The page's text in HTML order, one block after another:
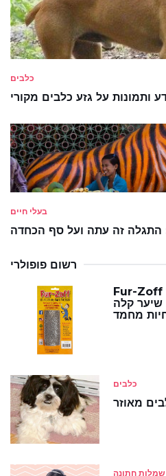
כלבים
ותמונות על גזע כלבים מקורי
בעלי חיים
התגלה זה עתה ועל סף הכחדה
רשום פופולרי
Fur-Zoff מציעה פתרון מהיר
שיער קלה
כלבים
מאוזר
שמלות חתונה